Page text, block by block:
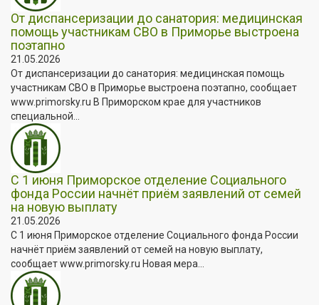
От диспансеризации до санатория: медицинская
помощь участникам СВО в Приморье выстроена
поэтапно
21.05.2026
От диспансеризации до санатория: медицинская помощь
участникам СВО в Приморье выстроена поэтапно, сообщает
www.primorsky.ru В Приморском крае для участников
специальной...
С 1 июня Приморское отделение Социального
фонда России начнёт приём заявлений от семей
на новую выплату
21.05.2026
С 1 июня Приморское отделение Социального фонда России
начнёт приём заявлений от семей на новую выплату,
сообщает www.primorsky.ru Новая мера...